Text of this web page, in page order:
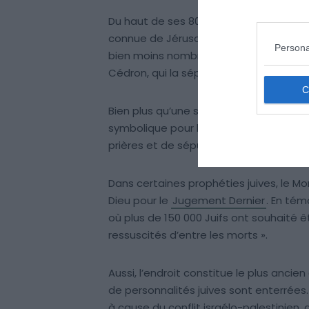
Du haut de ses 800 mètres
connue de Jérusalem. Elle doit son
bien moins nombreux), implantés ici
Cédron, qui la sépare de la ville de
Bien plus qu’une simple colline, le
symbolique pour les religions juive,
prières et de sépultures depuis
Dans certaines prophéties juives, le
Dieu pour le Jugement Dernier. En
où plus de 150 000 Juifs ont souhaité
ressuscités d’entre les morts ».
Aussi, l’endroit constitue le plus
de personnalités juives sont